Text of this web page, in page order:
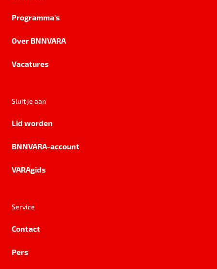
Programma's
Over BNNVARA
Vacatures
Sluit je aan
Lid worden
BNNVARA-account
VARAgids
Service
Contact
Pers